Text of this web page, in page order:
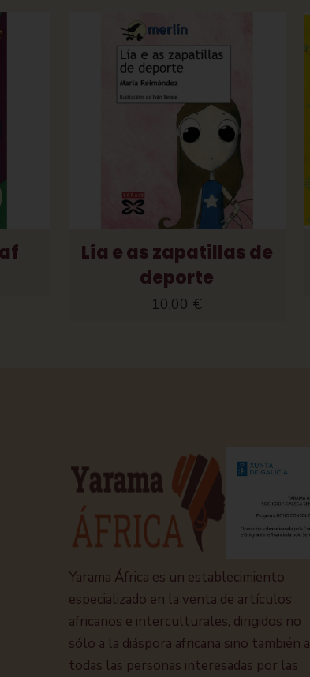
Lía e as zapatillas de
deporte
10,00 €
Yarama África es un establecimiento
especializado en la venta de artículos
africanos e interculturales, dirigidos no
sólo a la diáspora africana sino también a
todas las personas interesadas por las